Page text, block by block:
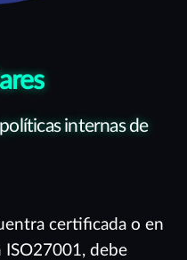
internas de
certificada o en
ISO27001, debe